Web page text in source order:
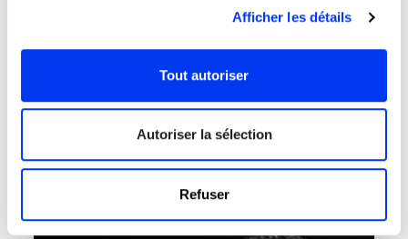
Afficher les détails
Tout autoriser
Autoriser la sélection
Refuser
Le pickleball est bien plus qu'une simple mode:
c'est un sport en plein essor qui séduit les joueurs du
monde entier.
passion, talent et engagement à chaque match.
l'équipement qui les pousse à toujours donner le
meilleur d'eux-mêmes sur le terrain.